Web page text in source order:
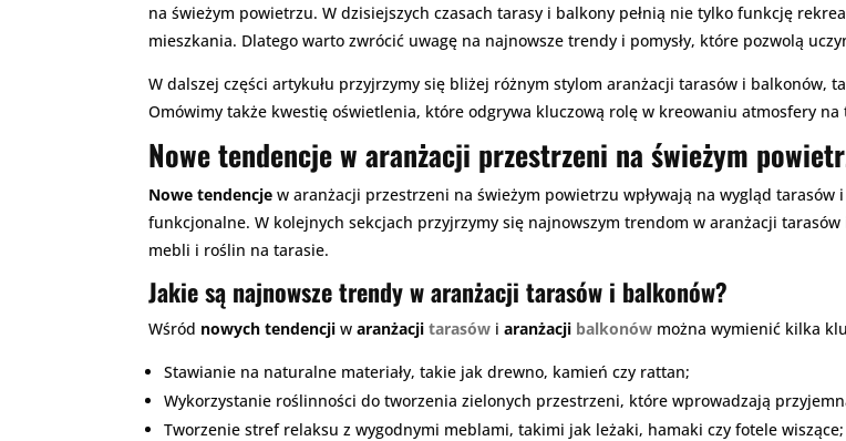
na świeżym powietrzu. W dzisiejszych czasach tarasy i balkony pełnią nie tylko funkcję
mieszkania. Dlatego warto zwrócić uwagę na najnowsze trendy i pomysły, które pozwolą
W dalszej części artykułu przyjrzymy się bliżej różnym stylom aranżacji tarasów i
Omówimy także kwestię oświetlenia, które odgrywa kluczową rolę w kreowaniu atmosfery
Nowe tendencje w aranżacji przestrzeni na świeżym
Nowe tendencje w aranżacji przestrzeni na świeżym powietrzu wpływają na wygląd
funkcjonalne. W kolejnych sekcjach przyjrzymy się najnowszym trendom w aranżacji
mebli i roślin na tarasie.
Jakie są najnowsze trendy w aranżacji tarasów i balkonów?
Wśród nowych tendencji waranżacjitarasów iaranżacji balkonów można wymienić kilka
Stawianie na naturalne materiały, takie jak drewno, kamień czy rattan;
Wykorzystanie roślinności do tworzenia zielonych przestrzeni, które wprowadzają
Tworzenie stref relaksu z wygodnymi meblami, takimi jak leżaki, hamaki czy fotele wiszące;